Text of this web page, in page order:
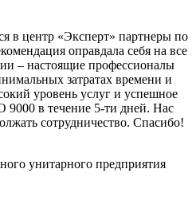
в центр «Эксперт» партнеры по
оправдала себя на все
– настоящие профессионалы
затратах времени и
уровень услуг и успешное
9000 в течение 5-ти дней. Нас
сотрудничество. Спасибо!
унитарного предприятия